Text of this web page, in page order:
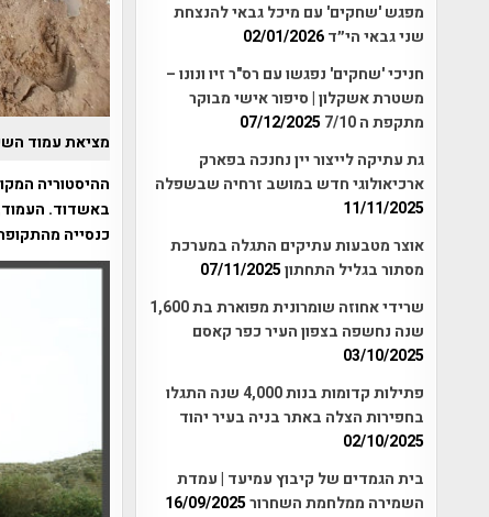
מציאת עמוד
ההיסטוריה
באשדוד.
כנסייה מהתקופה
מפגש 'שחקים' עם מיכל גבאי להנצחת
שני גבאי הי״ד02/01/2026
חניכי 'שחקים' נפגשו עם רס"ר זיו ונונו –
משטרת אשקלון | סיפור אישי מבוקר
מתקפת ה 7/10
07/12/2025
גת עתיקה לייצור יין נחנכה בפארק
ארכיאולוגי חדש במושב זרחיה שבשפלה
11/11/2025
אוצר מטבעות עתיקים התגלה במערכת
מסתור בגליל התחתון07/11/2025
שרידי אחוזה שומרונית מפוארת בת 1,600
שנה נחשפה בצפון העיר כפר קאסם
03/10/2025
פתילות קדומות בנות 4,000 שנה התגלו
בחפירות הצלה באתר בניה בעיר יהוד
02/10/2025
בית הגמדים של קיבוץ עמיעד | עמדת
השמירה ממלחמת השחרור16/09/2025